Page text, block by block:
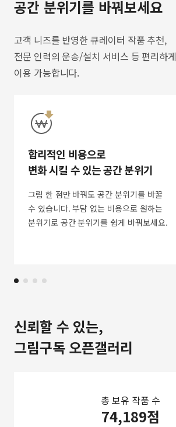
공간 분위기를 바꿔보세요
고객 니즈를 반영한 큐레이터 작품 추천,
전문 인력의 운송/설치 서비스 등 편리하게
이용 가능합니다.
합리적인 비용으로
변화 시킬 수 있는 공간 분위기
그림 한 점만 바꿔도 공간 분위기를 바꿀
수 있습니다. 부담 없는 비용으로 원하는
분위기로 공간 분위기를 쉽게 바꿔보세요.
신뢰할 수 있는,
그림구독 오픈갤러리
총 보유 작품 수
74,189점